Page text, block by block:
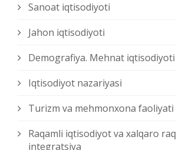
Sanoat iqtisodiyoti
Jahon iqtisodiyoti
Demografiya. Mehnat iqtisodiyoti
Iqtisodiyot nazariyasi
Turizm va mehmonxona faoliyati
Raqamli iqtisodiyot va xalqaro
integratsiya